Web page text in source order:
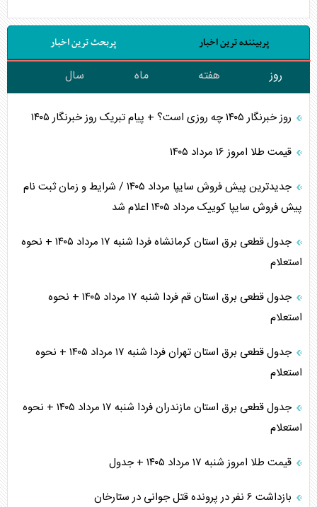
پربیننده ترین اخبار پربحث ترین اخبار
روز هفته ماه سال
روز خبرنگار ۱۴۰۵ چه روزی است؟ + پیام تبریک روز خبرنگار ۱۴۰۵
قیمت طلا امروز ۱۶ مرداد ۱۴۰۵
جدیدترین پیش فروش سایپا مرداد ۱۴۰۵ / شرایط و زمان ثبت نام
پیش فروش سایپا کوییک مرداد ۱۴۰۵ اعلام شد
جدول قطعی برق استان کرمانشاه فردا شنبه ۱۷ مرداد ۱۴۰۵ + نحوه
استعلام
جدول قطعی برق استان قم فردا شنبه ۱۷ مرداد ۱۴۰۵ + نحوه
استعلام
جدول قطعی برق استان تهران فردا شنبه ۱۷ مرداد ۱۴۰۵ + نحوه
استعلام
جدول قطعی برق استان مازندران فردا شنبه ۱۷ مرداد ۱۴۰۵ + نحوه
استعلام
قیمت طلا امروز شنبه ۱۷ مرداد ۱۴۰۵ + جدول
بازداشت ۶ نفر در پرونده قتل جوانی در ستارخان